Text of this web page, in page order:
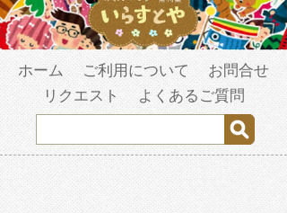
ホーム ご利用について
お問合せ
リクエスト
よくあるご質問